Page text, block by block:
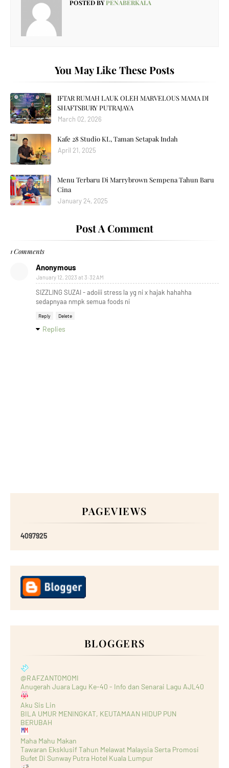
POSTED BYPENABERKALA
You May Like These Posts
IFTAR RUMAH LAUK OLEH MARVELOUS MAMA DI
SHAFTSBURY PUTRAJAYA
March 02, 2026
Kafe 28 Studio KL, Taman Setapak Indah
April 21, 2025
Menu Terbaru Di Marrybrown Sempena Tahun Baru
Cina
January 24, 2025
Post A Comment
1 Comments
Anonymous
January 12, 2023 at 3:32 AM
SIZZLING SUZAI - adoiii stress la yg ni x hajak hahahha
sedapnyaa nmpk semua foods ni
Reply Delete
Replies
PAGEVIEWS
4097925
BLOGGERS
@RAFZANTOMOMI
Anugerah Juara Lagu Ke-40 - Info dan Senarai Lagu AJL40
Aku Sis Lin
BILA UMUR MENINGKAT, KEUTAMAAN HIDUP PUN
BERUBAH
Maha Mahu Makan
Tawaran Eksklusif Tahun Melawat Malaysia Serta Promosi
Bufet Di Sunway Putra Hotel Kuala Lumpur